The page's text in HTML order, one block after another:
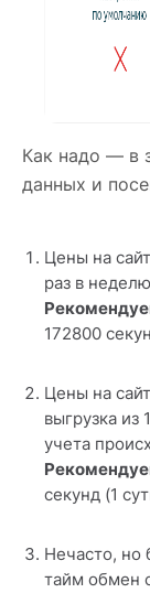
Как надо — в
данных и
Цены на
раз в
172800
Цены на
выгрузка из
учета
секунд (1
Нечасто, но
тайм обмен